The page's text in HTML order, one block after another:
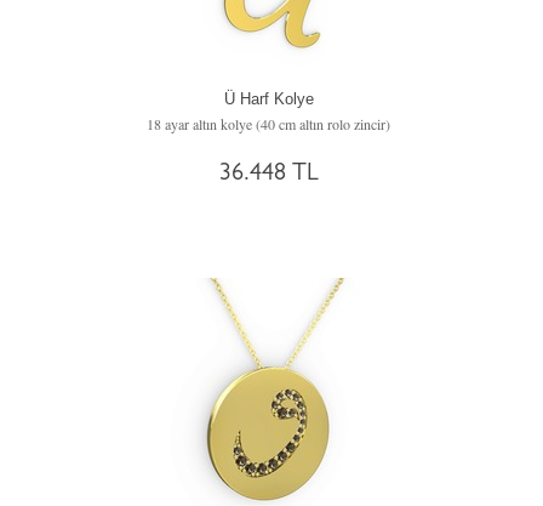
Ü Harf Kolye
18 ayar altın kolye (40 cm altın rolo zincir)
36.448 TL